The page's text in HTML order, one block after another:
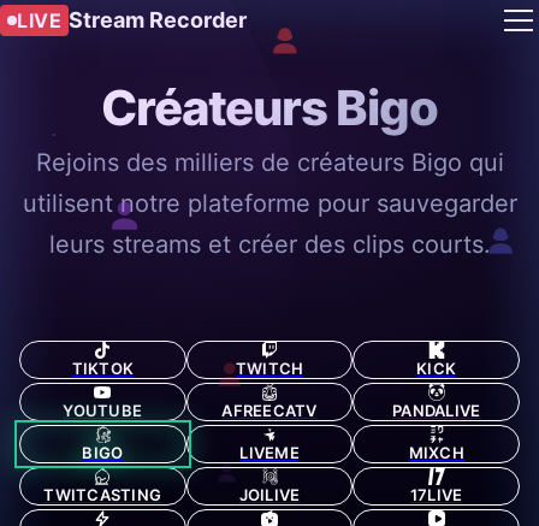
LIVE Stream Recorder
Créateurs Bigo
Rejoins des milliers de créateurs Bigo qui
utilisent notre plateforme pour sauvegarder
leurs streams et créer des clips courts.
TIKTOK TWITCH KICK
YOUTUBE AFREECATV PANDALIVE
BIGO LIVEME MIXCH
TWITCASTING JOILIVE 17LIVE